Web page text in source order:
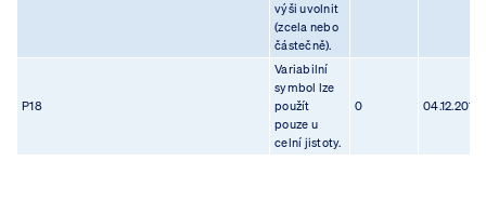
výši uvolnit
(zcela nebo
částečně).
P18
Variabilní
symbol lze
použít
pouze u
celní jistoty.
0 04.12.2012